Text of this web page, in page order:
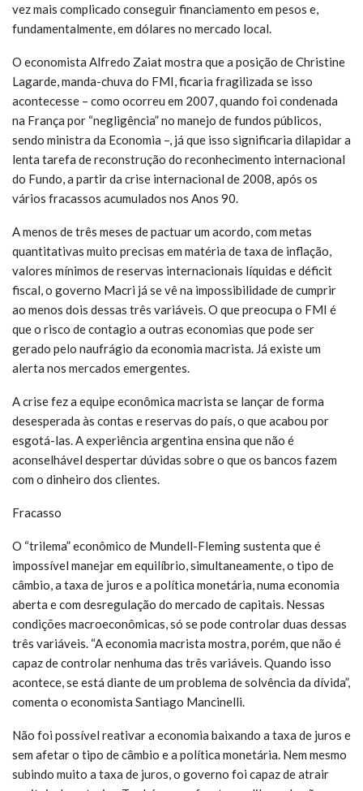
vez mais complicado conseguir financiamento em pesos e,
fundamentalmente, em dólares no mercado local.
O economista Alfredo Zaiat mostra que a posição de Christine
Lagarde, manda-chuva do FMI, ficaria fragilizada se isso
acontecesse – como ocorreu em 2007, quando foi condenada
na França por “negligência” no manejo de fundos públicos,
sendo ministra da Economia –, já que isso significaria dilapidar a
lenta tarefa de reconstrução do reconhecimento internacional
do Fundo, a partir da crise internacional de 2008, após os
vários fracassos acumulados nos Anos 90.
A menos de três meses de pactuar um acordo, com metas
quantitativas muito precisas em matéria de taxa de inflação,
valores mínimos de reservas internacionais líquidas e déficit
fiscal, o governo Macri já se vê na impossibilidade de cumprir
ao menos dois dessas três variáveis. O que preocupa o FMI é
que o risco de contagio a outras economias que pode ser
gerado pelo naufrágio da economia macrista. Já existe um
alerta nos mercados emergentes.
A crise fez a equipe econômica macrista se lançar de forma
desesperada às contas e reservas do país, o que acabou por
esgotá-las. A experiência argentina ensina que não é
aconselhável despertar dúvidas sobre o que os bancos fazem
com o dinheiro dos clientes.
Fracasso
O “trilema” econômico de Mundell-Fleming sustenta que é
impossível manejar em equilíbrio, simultaneamente, o tipo de
câmbio, a taxa de juros e a política monetária, numa economia
aberta e com desregulação do mercado de capitais. Nessas
condições macroeconômicas, só se pode controlar duas dessas
três variáveis. “A economia macrista mostra, porém, que não é
capaz de controlar nenhuma das três variáveis. Quando isso
acontece, se está diante de um problema de solvência da dívida”,
comenta o economista Santiago Mancinelli.
Não foi possível reativar a economia baixando a taxa de juros e
sem afetar o tipo de câmbio e a política monetária. Nem mesmo
subindo muito a taxa de juros, o governo foi capaz de atrair